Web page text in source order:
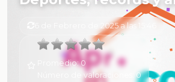
6 de Febrero de 2025 a las 15:46
Promedio:0
Número de valoraciones:0